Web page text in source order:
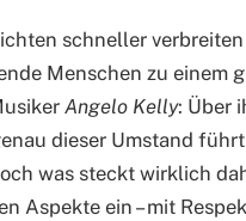
schneller
Menschen zu einem
Angelo Kelly: Über
dieser Umstand
was steckt wirklich
Aspekte ein – mit